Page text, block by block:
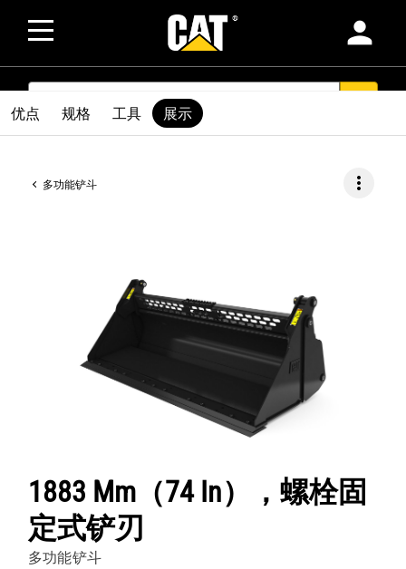
person
SEARCH
多功能铲斗 more_vert
1883 Mm（74 In），螺栓固
定式铲刃
多功能铲斗
优点 规格 工具 展示